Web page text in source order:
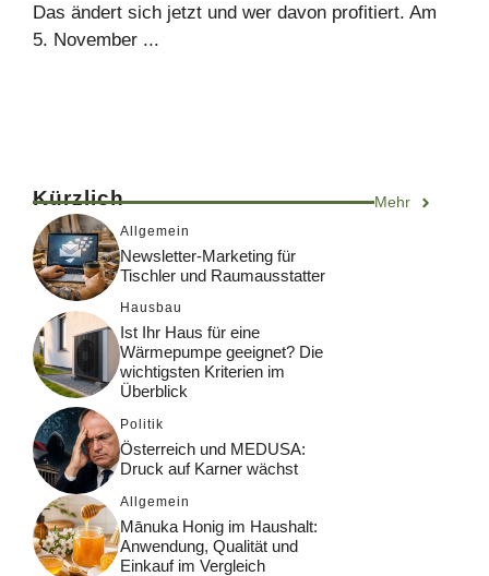
Das ändert sich jetzt und wer davon profitiert. Am
5. November ...
Kürzlich Mehr
Allgemein
Newsletter-Marketing für
Tischler und Raumausstatter
Hausbau
Ist Ihr Haus für eine
Wärmepumpe geeignet? Die
wichtigsten Kriterien im
Überblick
Politik
Österreich und MEDUSA:
Druck auf Karner wächst
Allgemein
Mānuka Honig im Haushalt:
Anwendung, Qualität und
Einkauf im Vergleich